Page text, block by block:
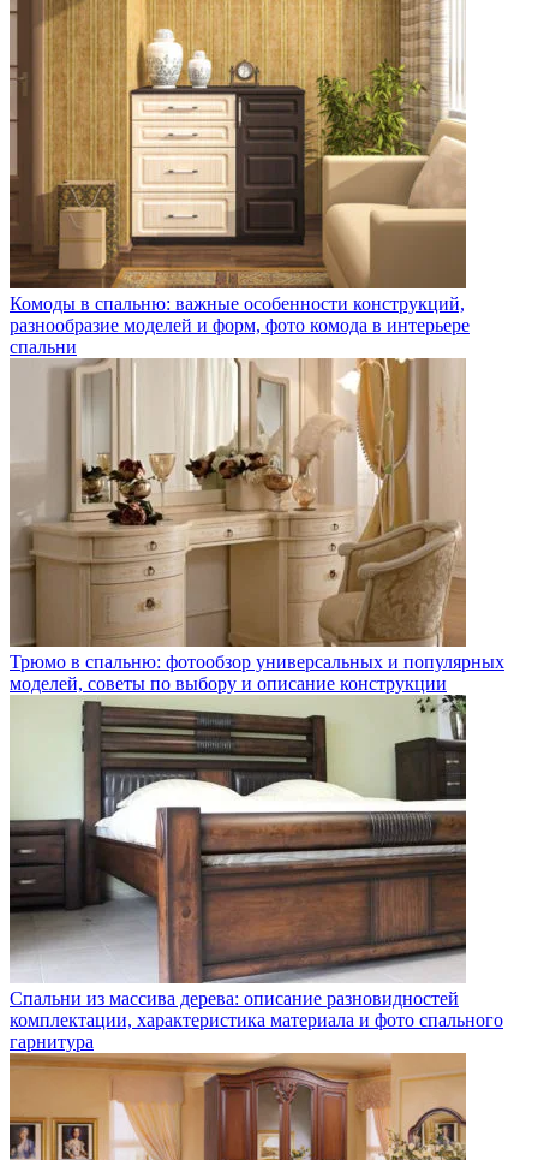
Комоды в спальню: важные особенности конструкций,
разнообразие моделей и форм, фото комода в интерьере
спальни
Трюмо в спальню: фотообзор универсальных и популярных
моделей, советы по выбору и описание конструкции
Спальни из массива дерева: описание разновидностей
комплектации, характеристика материала и фото спального
гарнитура